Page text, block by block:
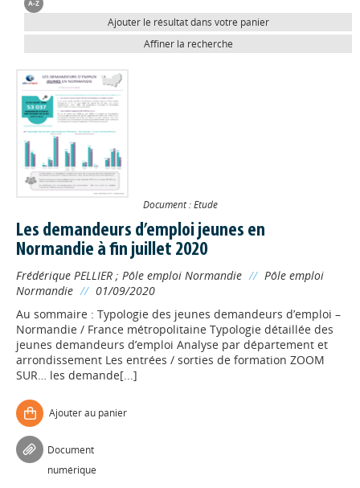
Ajouter le résultat dans votre panier
Affiner la recherche
Document : Etude
Les demandeurs d’emploi jeunes en
Normandie à fin juillet 2020
Frédérique PELLIER ; Pôle emploi Normandie // Pôle emploi
Normandie // 01/09/2020
Au sommaire : Typologie des jeunes demandeurs d’emploi –
Normandie / France métropolitaine Typologie détaillée des
jeunes demandeurs d’emploi Analyse par département et
arrondissement Les entrées / sorties de formation ZOOM
SUR… les demande[...]
Ajouter au panier
Document
numérique